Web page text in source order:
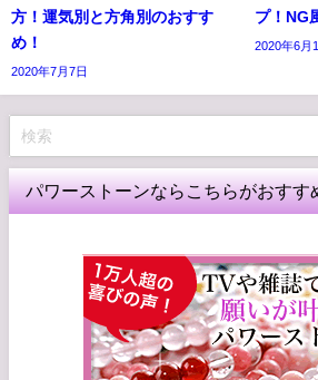
方！運気別と方角別のおすす
め！
2020年7月7日
プ！NG
2020年6月
パワーストーンならこちらがおすす